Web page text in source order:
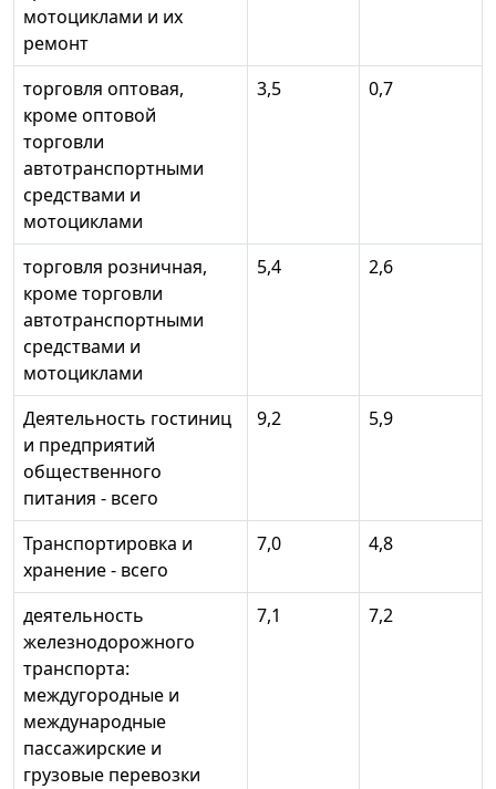
мотоциклами и их
ремонт
торговля оптовая,
кроме оптовой
торговли
автотранспортными
средствами и
мотоциклами
3,5 0,7
торговля розничная,
кроме торговли
автотранспортными
средствами и
мотоциклами
5,4 2,6
Деятельность гостиниц
и предприятий
общественного
питания - всего
9,2 5,9
Транспортировка и
хранение - всего
7,0 4,8
деятельность
железнодорожного
транспорта:
междугородные и
международные
пассажирские и
грузовые перевозки
7,1 7,2